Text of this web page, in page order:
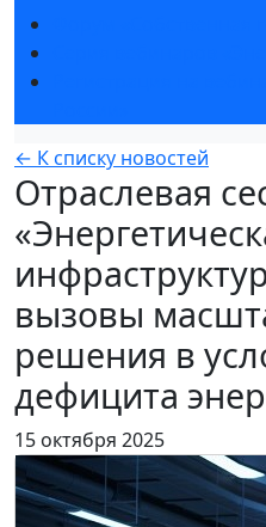
← К списку новостей
Отраслевая
вызовы
решения в
дефицита
15 октября 2025